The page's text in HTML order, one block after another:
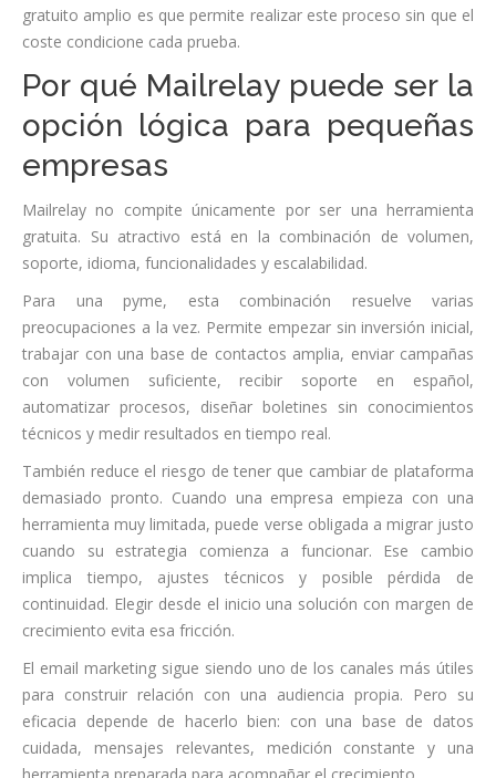
gratuito amplio es que permite realizar este proceso sin que el
coste condicione cada prueba.
Por qué Mailrelay puede ser la
opción lógica para pequeñas
empresas
Mailrelay no compite únicamente por ser una herramienta
gratuita. Su atractivo está en la combinación de volumen,
soporte, idioma, funcionalidades y escalabilidad.
Para una pyme, esta combinación resuelve varias
preocupaciones a la vez. Permite empezar sin inversión inicial,
trabajar con una base de contactos amplia, enviar campañas
con volumen suficiente, recibir soporte en español,
automatizar procesos, diseñar boletines sin conocimientos
técnicos y medir resultados en tiempo real.
También reduce el riesgo de tener que cambiar de plataforma
demasiado pronto. Cuando una empresa empieza con una
herramienta muy limitada, puede verse obligada a migrar justo
cuando su estrategia comienza a funcionar. Ese cambio
implica tiempo, ajustes técnicos y posible pérdida de
continuidad. Elegir desde el inicio una solución con margen de
crecimiento evita esa fricción.
El email marketing sigue siendo uno de los canales más útiles
para construir relación con una audiencia propia. Pero su
eficacia depende de hacerlo bien: con una base de datos
cuidada, mensajes relevantes, medición constante y una